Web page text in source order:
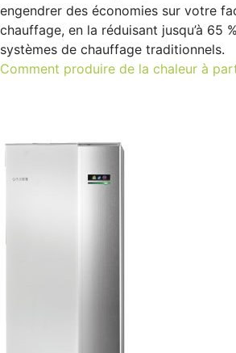
engendrer des économies sur votre
chauffage, en la réduisant jusqu’à 65
systèmes de chauffage traditionnels.
Comment produire de la chaleur à